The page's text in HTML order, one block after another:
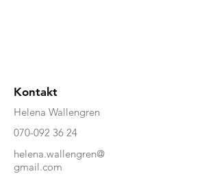
Kontakt
Helena Wallengren
070-092 36 24
helena.wallengren@
gmail.com